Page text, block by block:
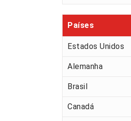
Países
Estados Unidos
Alemanha
Brasil
Canadá